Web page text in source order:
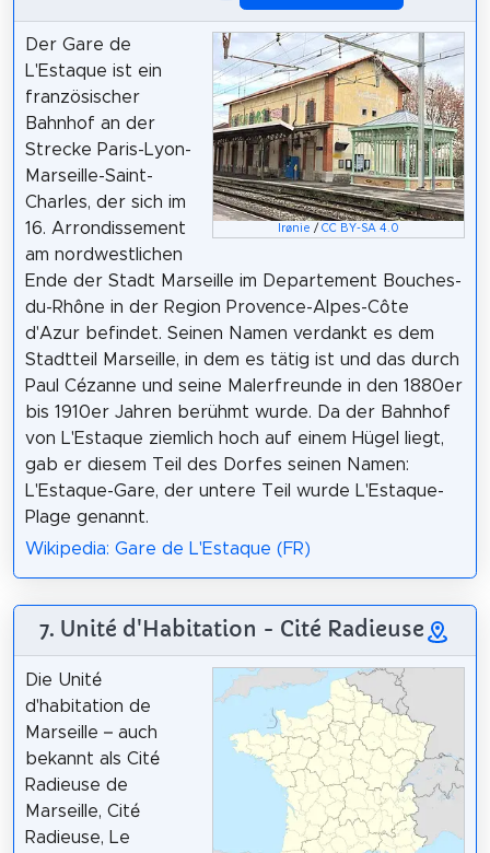
Irønie /CC BY-SA 4.0
Der Gare de
L'Estaque ist ein
französischer
Bahnhof an der
Strecke Paris-Lyon-
Marseille-Saint-
Charles, der sich im
16. Arrondissement
am nordwestlichen
Ende der Stadt Marseille im Departement Bouches-
du-Rhône in der Region Provence-Alpes-Côte
d'Azur befindet. Seinen Namen verdankt es dem
Stadtteil Marseille, in dem es tätig ist und das durch
Paul Cézanne und seine Malerfreunde in den 1880er
bis 1910er Jahren berühmt wurde. Da der Bahnhof
von L'Estaque ziemlich hoch auf einem Hügel liegt,
gab er diesem Teil des Dorfes seinen Namen:
L'Estaque-Gare, der untere Teil wurde L'Estaque-
Plage genannt.
Wikipedia: Gare de L'Estaque (FR)
7. Unité d'Habitation - Cité Radieuse
Die Unité
d'habitation de
Marseille – auch
bekannt als Cité
Radieuse de
Marseille, Cité
Radieuse, Le